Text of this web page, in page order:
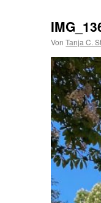
Von Tanja C.